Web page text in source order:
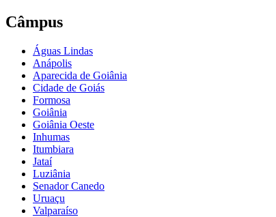
Câmpus
Águas Lindas
Anápolis
Aparecida de Goiânia
Cidade de Goiás
Formosa
Goiânia
Goiânia Oeste
Inhumas
Itumbiara
Jataí
Luziânia
Senador Canedo
Uruaçu
Valparaíso